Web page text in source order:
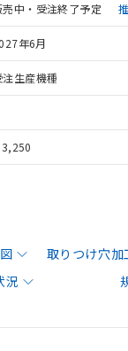
売中・受注終了予定
年6月
注生産機種
取りつけ穴加
況